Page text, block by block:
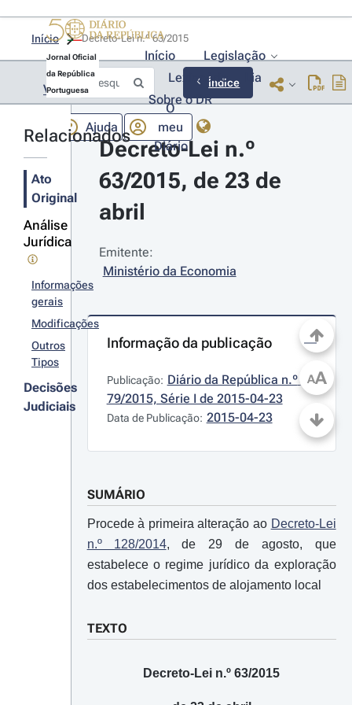
Jornal Oficial
da República
Portuguesa
Início
Legislação
Lexionário
Lia
Sobre o DR
Ajuda
O
meu
Diário
Início
Voltar Índice
Relacionados
Ato
Original
Análise
Jurídica
Informações
gerais
Modificações
Outros
Tipos
Decisões
Judiciais
Decreto-Lei n.º
63/2015, de 23 de
abril
Emitente:
Ministério da Economia
Informação da publicação
Publicação: Diário da República n.º
79/2015, Série I de 2015-04-23
Data de Publicação: 2015-04-23
SUMÁRIO
Procede à primeira alteração ao Decreto-Lei
n.º 128/2014, de 29 de agosto, que
estabelece o regime jurídico da exploração
dos estabelecimentos de alojamento local
TEXTO
Decreto-Lei n.º 63/2015
AA